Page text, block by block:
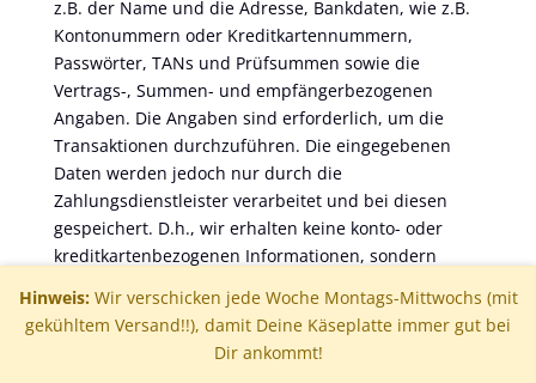
z.B. der Name und die Adresse, Bankdaten, wie z.B.
Kontonummern oder Kreditkartennummern,
Passwörter, TANs und Prüfsummen sowie die
Vertrags-, Summen- und empfängerbezogenen
Angaben. Die Angaben sind erforderlich, um die
Transaktionen durchzuführen. Die eingegebenen
Daten werden jedoch nur durch die
Zahlungsdienstleister verarbeitet und bei diesen
gespeichert. D.h., wir erhalten keine konto- oder
kreditkartenbezogenen Informationen, sondern
Negativbeauskunftung der Zahlung. Unter
Umständen werden die Daten seitens der
Zahlungsdienstleister an Wirtschaftsauskunfteien
Hinweis: Wir verschicken jede Woche Montags-Mittwochs (mit
gekühltem Versand!!), damit Deine Käseplatte immer gut bei
Dir ankommt!